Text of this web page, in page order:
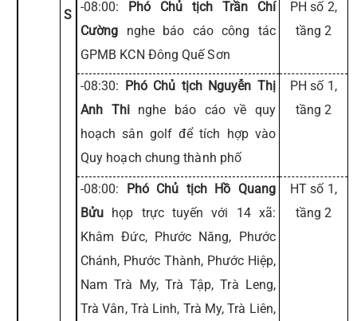
S
-08:00: Phó Chủ tịch Trần Chí
Cường nghe báo cáo công tác
GPMB KCN Đông Quế Sơn
PH số 2,
tầng 2
-08:30: Phó Chủ tịch Nguyễn Thị
Anh Thinghe báo cáo về quy
hoạch sân golf để tích hợp vào
Quy hoạch chung thành phố
PH số 1,
tầng 2
-08:00: Phó Chủ tịch Hồ Quang
Bửu họp trực tuyến với 14 xã:
Khâm Đức, Phước Năng, Phước
Chánh, Phước Thành, Phước Hiệp,
Nam Trà My, Trà Tập, Trà Leng,
Trà Vân, Trà Linh, Trà My, Trà Liên,
HT số 1,
tầng 2